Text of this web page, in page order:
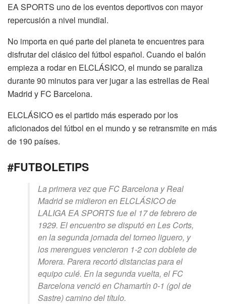
EA SPORTS uno de los eventos deportivos con mayor
repercusión a nivel mundial.
No importa en qué parte del planeta te encuentres para
disfrutar del clásico del fútbol español. Cuando el balón
empieza a rodar en ELCLÁSICO, el mundo se paraliza
durante 90 minutos para ver jugar a las estrellas de Real
Madrid y FC Barcelona.
ELCLÁSICO es el partido más esperado por los
aficionados del fútbol en el mundo y se retransmite en más
de 190 países.
#FUTBOLETIPS
La primera vez que FC Barcelona y Real
Madrid se midieron en ELCLÁSICO de
LALIGA EA SPORTS fue el 17 de febrero de
1929. El encuentro se disputó en Les Corts,
en la segunda jornada del torneo liguero, y
los merengues vencieron 1-2 con doblete de
Morera. Parera recortó distancias para el
equipo culé. En la segunda vuelta, el FC
Barcelona venció en Chamartín 0-1 (gol de
Sastre) camino del título.